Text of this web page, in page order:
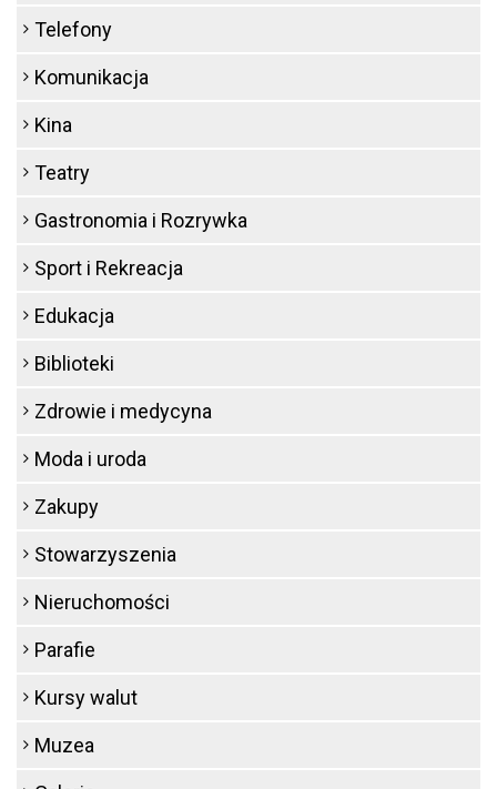
Telefony
Komunikacja
Kina
Teatry
Gastronomia i Rozrywka
Sport i Rekreacja
Edukacja
Biblioteki
Zdrowie i medycyna
Moda i uroda
Zakupy
Stowarzyszenia
Nieruchomości
Parafie
Kursy walut
Muzea